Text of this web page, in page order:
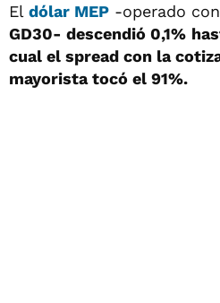
El dólar MEP -operado
GD30- descendió 0,1%
cual el spread con la
mayorista tocó el 91%.